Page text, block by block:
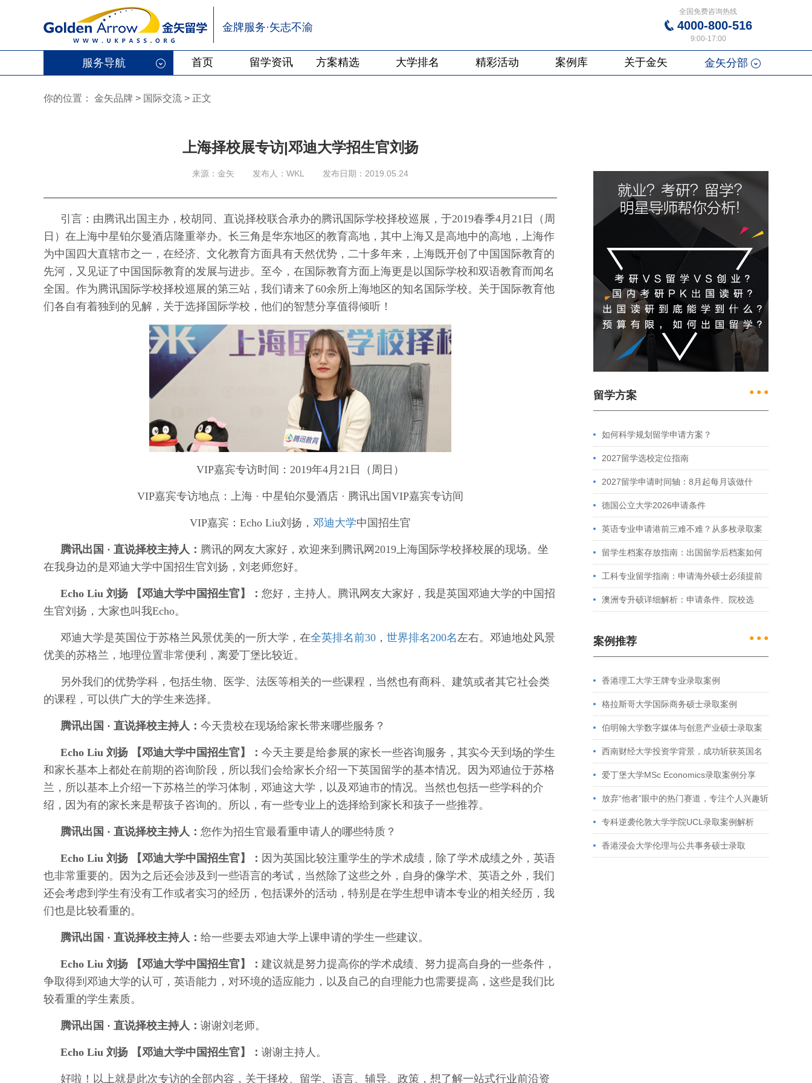
金牌服务·矢志不渝
全国免费咨询热线
4000-800-516
9:00-17:00
服务导航 首页 留学资讯 方案精选 大学排名 精彩活动 案例库 关于金矢 金矢分部
你的位置： 金矢品牌 > 国际交流 > 正文
上海择校展专访|邓迪大学招生官刘扬
来源：金矢 发布人：WKL 发布日期：2019.05.24
引言：由腾讯出国主办，校胡同、直说择校联合承办的腾讯国际学校择校巡展，于2019春季4月21日（周
日）在上海中星铂尔曼酒店隆重举办。长三角是华东地区的教育高地，其中上海又是高地中的高地，上海作
为中国四大直辖市之一，在经济、文化教育方面具有天然优势，二十多年来，上海既开创了中国国际教育的
先河，又见证了中国国际教育的发展与进步。至今，在国际教育方面上海更是以国际学校和双语教育而闻名
全国。作为腾讯国际学校择校巡展的第三站，我们请来了60余所上海地区的知名国际学校。关于国际教育他
们各自有着独到的见解，关于选择国际学校，他们的智慧分享值得倾听！
VIP嘉宾专访时间：2019年4月21日（周日）
VIP嘉宾专访地点：上海 · 中星铂尔曼酒店 · 腾讯出国VIP嘉宾专访间
VIP嘉宾：Echo Liu刘扬， 邓迪大学中国招生官
腾讯出国 · 直说择校主持人： 腾讯的网友大家好，欢迎来到腾讯网2019上海国际学校择校展的现场。坐
在我身边的是邓迪大学中国招生官刘扬，刘老师您好。
Echo Liu 刘扬 【邓迪大学中国招生官】： 您好，主持人。腾讯网友大家好，我是英国邓迪大学的中国招
生官刘扬，大家也叫我Echo。
邓迪大学是英国位于苏格兰风景优美的一所大学，在全英排名前30 ， 世界排名200名左右。邓迪地处风景
优美的苏格兰，地理位置非常便利，离爱丁堡比较近。
另外我们的优势学科，包括生物、医学、法医等相关的一些课程，当然也有商科、建筑或者其它社会类
的课程，可以供广大的学生来选择。
腾讯出国 · 直说择校主持人： 今天贵校在现场给家长带来哪些服务？
Echo Liu 刘扬 【邓迪大学中国招生官】： 今天主要是给参展的家长一些咨询服务，其实今天到场的学生
和家长基本上都处在前期的咨询阶段，所以我们会给家长介绍一下英国留学的基本情况。因为邓迪位于苏格
兰，所以基本上介绍一下苏格兰的学习体制，邓迪这大学，以及邓迪市的情况。当然也包括一些学科的介
绍，因为有的家长来是帮孩子咨询的。所以，有一些专业上的选择给到家长和孩子一些推荐。
腾讯出国 · 直说择校主持人： 您作为招生官最看重申请人的哪些特质？
Echo Liu 刘扬 【邓迪大学中国招生官】： 因为英国比较注重学生的学术成绩，除了学术成绩之外，英语
也非常重要的。因为之后还会涉及到一些语言的考试，当然除了这些之外，自身的像学术、英语之外，我们
还会考虑到学生有没有工作或者实习的经历，包括课外的活动，特别是在学生想申请本专业的相关经历，我
们也是比较看重的。
腾讯出国 · 直说择校主持人： 给一些要去邓迪大学上课申请的学生一些建议。
Echo Liu 刘扬 【邓迪大学中国招生官】： 建议就是努力提高你的学术成绩、努力提高自身的一些条件，
争取得到邓迪大学的认可，英语能力，对环境的适应能力，以及自己的自理能力也需要提高，这些是我们比
较看重的学生素质。
腾讯出国 · 直说择校主持人： 谢谢刘老师。
Echo Liu 刘扬 【邓迪大学中国招生官】： 谢谢主持人。
好啦！以上就是此次专访的全部内容， 关于择校、留学、语言、辅导、政策，想了解一站式行业前沿资
留学方案 ● ● ●
如何科学规划留学申请方案？
2027留学选校定位指南
2027留学申请时间轴：8月起每月该做什
么？英、美、澳、港申请全攻略
德国公立大学2026申请条件
英语专业申请港前三难不难？从多枚录取案
例看港大、港中文申请要求
留学生档案存放指南：出国留学后档案如何
处理？留学服务中心常见问题解答
工科专业留学指南：申请海外硕士必须提前
准备的4件事
澳洲专升硕详细解析：申请条件、院校选
案例推荐 ● ● ●
香港理工大学王牌专业录取案例
格拉斯哥大学国际商务硕士录取案例
伯明翰大学数字媒体与创意产业硕士录取案
例 西南财经大学投资学背景，成功斩获英国名
校多份Offer
爱丁堡大学MSc Economics录取案例分享
放弃“他者”眼中的热门赛道，专注个人兴趣斩
获藤校offer｜成功跨专业申请经验分享
专科逆袭伦敦大学学院UCL录取案例解析
香港浸会大学伦理与公共事务硕士录取